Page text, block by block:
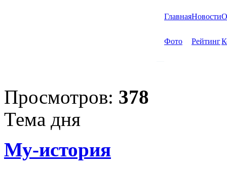
ГлавнаяНовости
Фото Рейтинг
Просмотров: 378
Тема дня
Му-история